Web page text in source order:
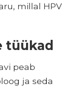
millal HPV
tüükad
peab
ja seda